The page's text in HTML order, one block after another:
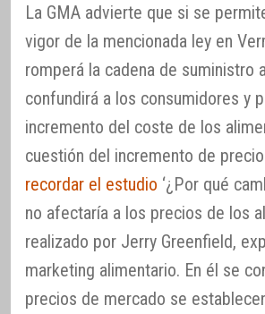
La GMA advierte que si se
vigor de la mencionada ley en
romperá la cadena de suministro
confundirá a los consumidores y
incremento del coste de los
cuestión del incremento de
recordar el estudio ‘¿Por qué
no afectaría a los precios de los
realizado por Jerry Greenfield,
marketing alimentario. En él se
precios de mercado se